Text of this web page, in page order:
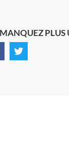
PLUS